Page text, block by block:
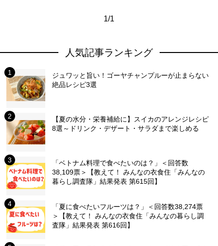
1/1
人気記事ランキング
ジュワッと旨い！ゴーヤチャンプルーが止まらない
絶品レシピ3選
【夏の水分・栄養補給に】スイカのアレンジレシピ
8選～ドリンク・デザート・サラダまで楽しめる
「ベトナム料理で食べたいのは？」＜回答数
38,109票＞【教えて！ みんなの衣食住「みんなの
暮らし調査隊」結果発表 第615回】
「夏に食べたいフルーツは？」＜回答数38,274票
＞【教えて！ みんなの衣食住「みんなの暮らし調
査隊」結果発表 第616回】